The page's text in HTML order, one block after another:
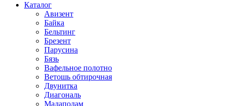
Каталог
Авизент
Байка
Бельтинг
Брезент
Парусина
Бязь
Вафельное полотно
Ветошь обтирочная
Двунитка
Диагональ
Мадаполам